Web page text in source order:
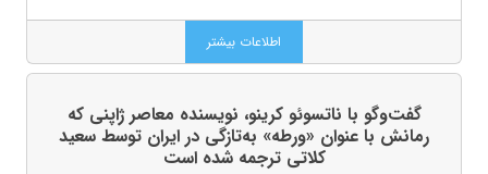
اطلاعات بیشتر
گفت‌وگو با ناتسوئو کرینو، نویسنده معاصر ژاپنی که
رمانش با عنوان «ورطه» به‌تازگی در ایران توسط سعید
کلاتی ترجمه شده است